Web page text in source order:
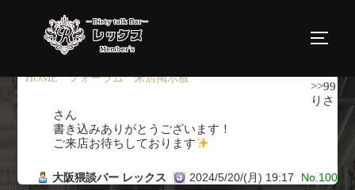
ン
HOME › フォーラム › 来店掲示板 › 返信先: 来店掲示板
>>99
りさ
さん
書き込みありがとうございます！
ご来店お待ちしております
大阪猥談バー レックス 2024/5/20/(月) 19:17 No.100